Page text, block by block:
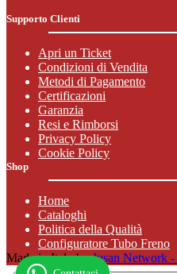
ricambi
leve
pedane
offroad.
Supporto Clienti
Apri un Ticket
Condizioni di Vendita
Metodi di Pagamento
Certificazioni
Garanzia
Resi e Rimborsi
Privacy Policy
Cookie Policy
Shop
Home
Cataloghi
Politica della Qualità
Configuratore Tubo Freno
Made in Italy byJusan Network